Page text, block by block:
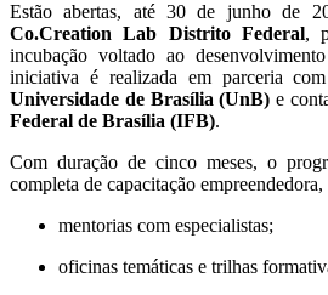
Estão abertas, até 30 de junho de
Co.Creation Lab Distrito Federal,
incubação voltado ao
iniciativa é realizada em parceria
Universidade de Brasília (UnB) e
Federal de Brasília (IFB).
Com duração de cinco meses, o
completa de capacitação
mentorias com especialistas;
oficinas temáticas e trilhas